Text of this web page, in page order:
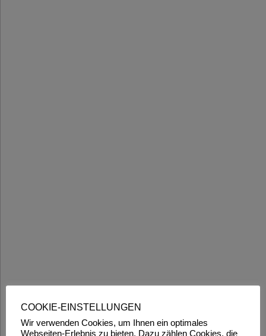
COOKIE-EINSTELLUNGEN
Wir verwenden Cookies, um Ihnen ein optimales
Webseiten-Erlebnis zu bieten. Dazu zählen Cookies, die